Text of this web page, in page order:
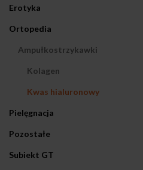
Erotyka
Ortopedia
Ampułkostrzykawki
Kolagen
Kwas hialuronowy
Pielęgnacja
Pozostałe
Subiekt GT